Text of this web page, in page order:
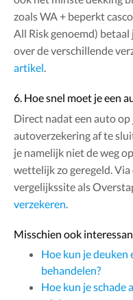
zoals WA + beperkt
All Risk genoemd)
over de verschillende
artikel.
6. Hoe snel moet je een
Direct nadat een auto op
autoverzekering af te
je namelijk niet de weg
wettelijk zo geregeld.
vergelijkssite als
verzekeren.
Misschien ook
Hoe kun je
behandelen?
Hoe kun je schade